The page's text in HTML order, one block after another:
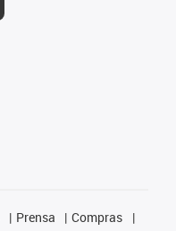
Prensa
Compras